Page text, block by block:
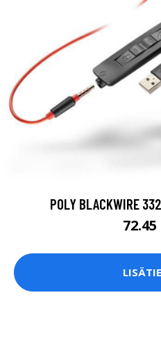
POLY BLACKWIRE
72.45